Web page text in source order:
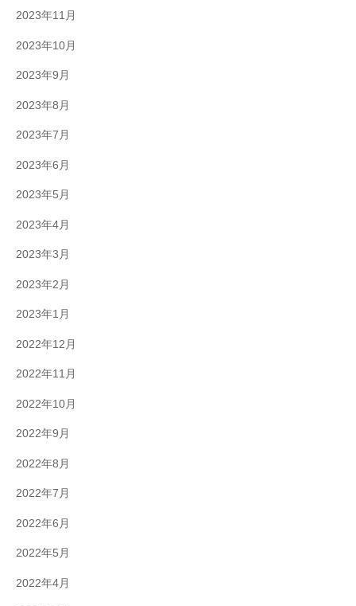
2023年11月
2023年10月
2023年9月
2023年8月
2023年7月
2023年6月
2023年5月
2023年4月
2023年3月
2023年2月
2023年1月
2022年12月
2022年11月
2022年10月
2022年9月
2022年8月
2022年7月
2022年6月
2022年5月
2022年4月